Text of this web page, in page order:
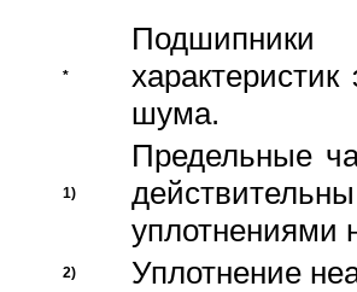
*
шума.
1)
Предельные
уплотнениями
2) Уплотнение